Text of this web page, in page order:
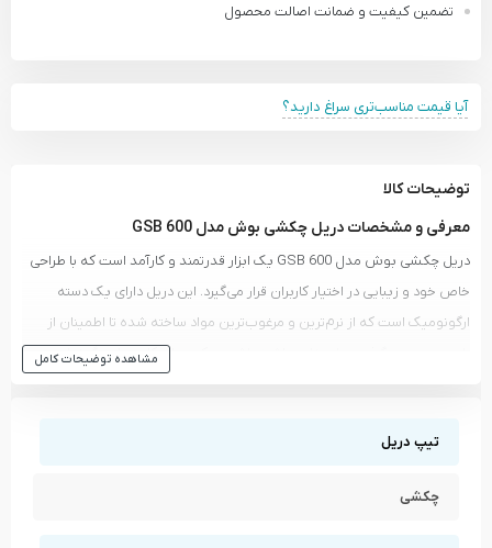
تضمین کیفیت و ضمانت اصالت محصول
آیا قیمت مناسب‌تری سراغ دارید؟
توضیحات کالا
معرفی و مشخصات دریل چکشی بوش مدل GSB 600
دریل چکشی بوش مدل GSB 600 یک ابزار قدرتمند و کارآمد است که با طراحی
خاص خود و زیبایی در اختیار کاربران قرار می‌گیرد. این دریل دارای یک دسته‌
ارگونومیک است که از نرم‌ترین و مرغوب‌ترین مواد ساخته شده تا اطمینان از
راحتی در دست گرفتن و استفاده داشته باشید. دکمه‌ها و کلیدها به گونه‌ای
سبک و قابل حمل بوده و با ابعاد 180×266 میلی‌متر، جای کمی را اشغال می‌کند.
مقاوم و قدرتمند آن، افراد می‌توانند در انجام پروژه‌های ساختمانی، تعمیرات
مشاهده توضیحات کامل
تیپ دریل
چکشی